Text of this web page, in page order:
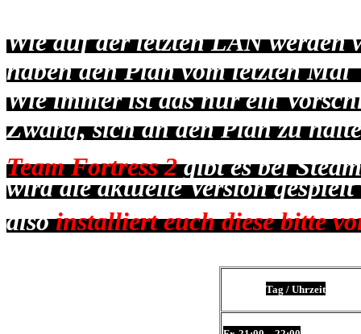
Wie auf der letzten LAN werden
haben den Plan vom letzten
Wie immer ist das nur ein
Zwang, sich an den Plan zu
Team Fortress 2gibt es bei
wird die aktuelle Version gespielt
alsoinstalliert euch diesebitte
Tag / Uhrzeit